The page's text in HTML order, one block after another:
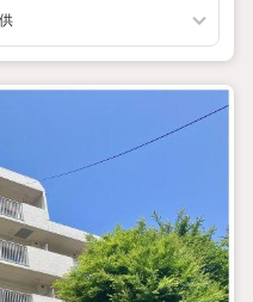
で展開中！こちらでは当
問わず不動産を取り扱っ
境や行政などの地域情報
びをして頂けるよう、し
。
【リフォーム】など住宅に関
入時に気になる住宅ロー